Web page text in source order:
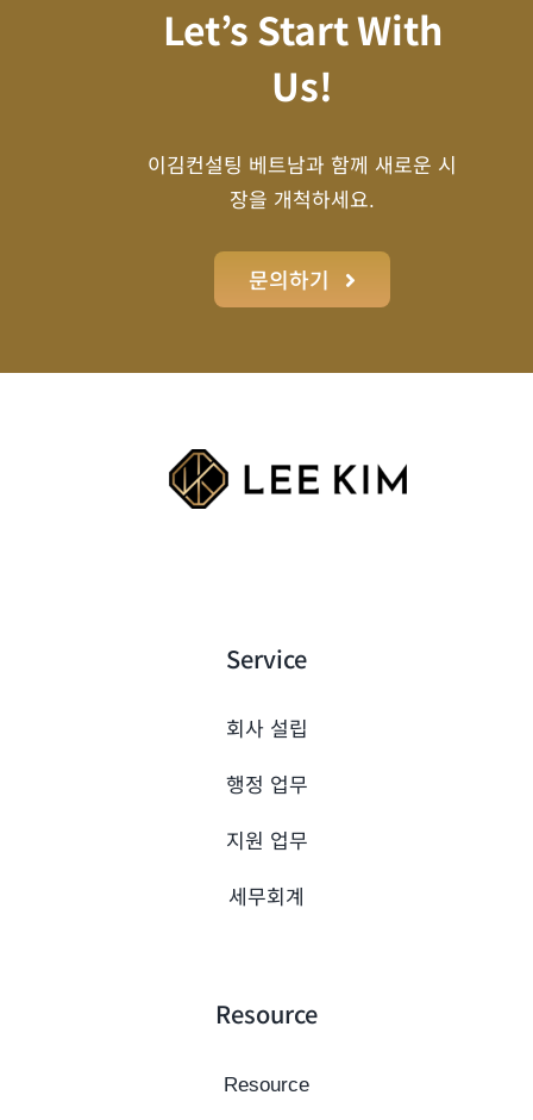
Let’s Start With
Us!
이김컨설팅 베트남과 함께 새로운 시
장을 개척하세요.
문의하기
Service
회사 설립
행정 업무
지원 업무
세무회계
Resource
Resource